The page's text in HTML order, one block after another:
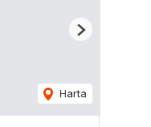
Harta
Next